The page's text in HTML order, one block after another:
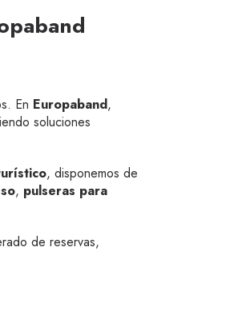
En Europaband,
soluciones
, disponemos de
, pulseras para
de reservas,